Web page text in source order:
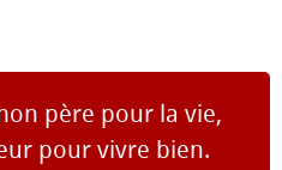
père pour la vie,
pour vivre bien.